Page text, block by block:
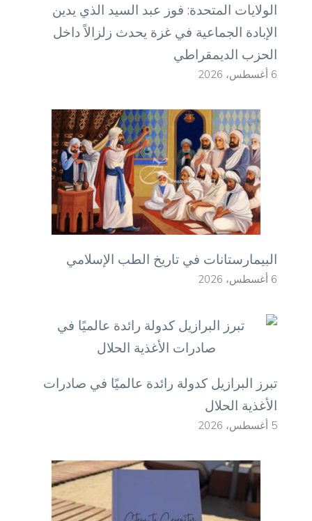
الولايات المتحدة: فوز عبد السيد الذي يدين
الإبادة الجماعية في غزة يحدث زلزالاً داخل
الحزب الديمقراطي
6 أغسطس، 2026
البيمارستانات في تاريخ الطب الإسلامي
6 أغسطس، 2026
تبرز البرازيل كدولة رائدة عالميًا في صادرات
الأغذية الحلال
5 أغسطس، 2026